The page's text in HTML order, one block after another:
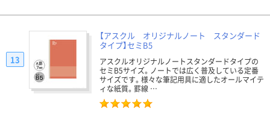
【アスクル オリジナルノート スタンダード
タイプ】セミB5
アスクルオリジナルノートスタンダードタイプの
セミB5サイズ。ノートでは広く普及している定番
サイズです。様々な筆記用具に適したオールマイテ
ィな紙質。罫線 …
13